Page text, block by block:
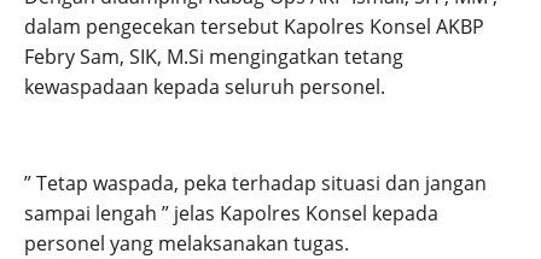
dalam pengecekan tersebut Kapolres Konsel AKBP
Febry Sam, SIK, M.Si mengingatkan tetang
kewaspadaan kepada seluruh personel.
” Tetap waspada, peka terhadap situasi dan jangan
sampai lengah ” jelas Kapolres Konsel kepada
personel yang melaksanakan tugas.